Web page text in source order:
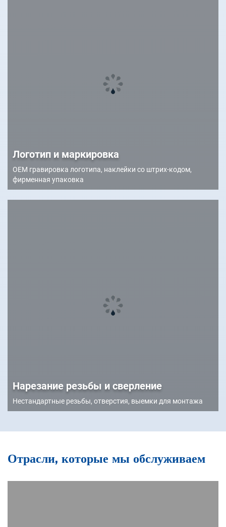
Логотип и маркировка
OEM гравировка логотипа, наклейки со штрих-кодом,
фирменная упаковка
Нарезание резьбы и сверление
Нестандартные резьбы, отверстия, выемки для монтажа
Отрасли, которые мы обслуживаем